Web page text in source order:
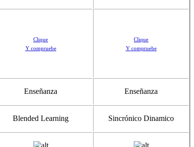
Clique
Y compruebe
Clique
Y compruebe
Enseñanza Enseñanza
Blended Learning Sincrónico Dinamico